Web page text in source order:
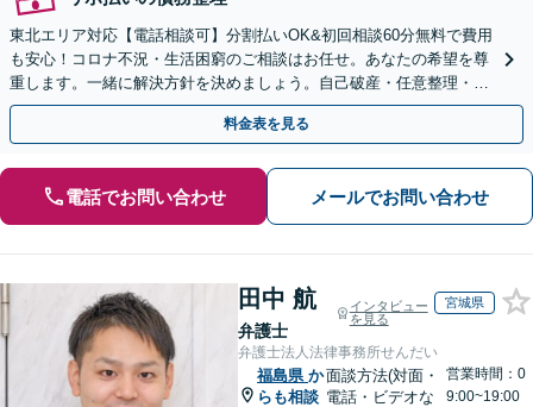
東北エリア対応【電話相談可】分割払いOK&初回相談60分無料で費用
も安心！コロナ不況・生活困窮のご相談はお任せ。あなたの希望を尊
重します。一緒に解決方針を決めましょう。自己破産・任意整理・個
人再生・時効の援用など実績多数【完全個室】
料金表を見る
電話でお問い合わせ メールでお問い合わせ
田中 航
弁護士
インタビュー
を見る
宮城県
弁護士法人法律事務所せんだい
福島県 か
らも相談
面談方法(対面・
電話・ビデオな
営業時間：0
9:00~19:00